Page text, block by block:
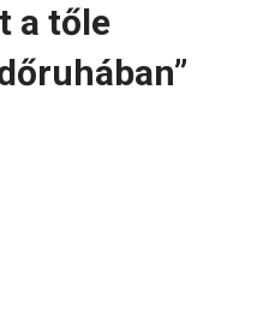
a tőle